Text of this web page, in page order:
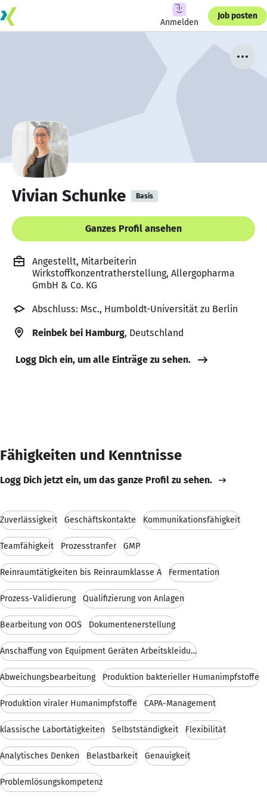
Anmelden
Job posten
Vivian Schunke Basis
Ganzes Profil ansehen
Angestellt, Mitarbeiterin
Wirkstoffkonzentratherstellung, Allergopharma
GmbH & Co. KG
Abschluss: Msc., Humboldt-Universität zu Berlin
Reinbek bei Hamburg, Deutschland
Logg Dich ein, um alle Einträge zu sehen.
Fähigkeiten und Kenntnisse
Logg Dich jetzt ein, um das ganze Profil zu sehen.
Zuverlässigkeit Geschäftskontakte Kommunikationsfähigkeit
Teamfähigkeit Prozesstranfer GMP
Reinraumtätigkeiten bis Reinraumklasse A Fermentation
Prozess-Validierung Qualifizierung von Anlagen
Bearbeitung von OOS Dokumentenerstellung
Anschaffung von Equipment Geräten Arbeitskleidung
Abweichungsbearbeitung Produktion bakterieller Humanimpfstoffe
Produktion viraler Humanimpfstoffe CAPA-Management
klassische Labortätigkeiten Selbstständigkeit Flexibilität
Analytisches Denken Belastbarkeit Genauigkeit
Problemlösungskompetenz